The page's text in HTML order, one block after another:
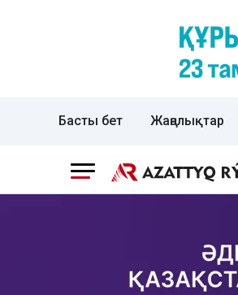
Басты бет Жаңалықтар